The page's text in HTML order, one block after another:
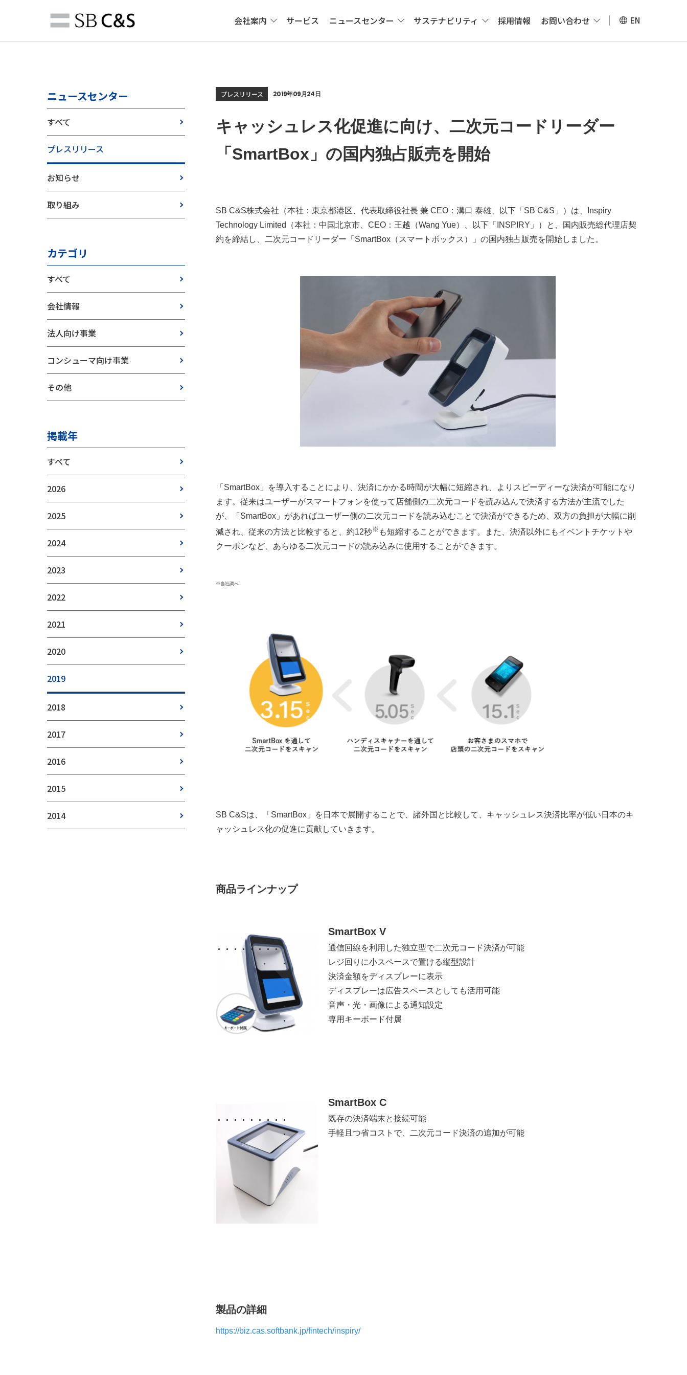
EN
会社案内 サービス ニュースセンター サステナビリティ 採用情報 お問い合わせ
プレスリリース 2019年09月24日
キャッシュレス化促進に向け、二次元コードリーダー
「SmartBox」の国内独占販売を開始
SB C&S株式会社（本社：東京都港区、代表取締役社長 兼 CEO：溝口 泰雄、以下「SB C&S」）は、Inspiry
Technology Limited（本社：中国北京市、CEO：王越（Wang Yue）、以下「INSPIRY」）と、国内販売総代理店契
約を締結し、二次元コードリーダー「SmartBox（スマートボックス）」の国内独占販売を開始しました。
「SmartBox」を導入することにより、決済にかかる時間が大幅に短縮され、よりスピーディーな決済が可能になり
ます。従来はユーザーがスマートフォンを使って店舗側の二次元コードを読み込んで決済する方法が主流でした
が、「SmartBox」があればユーザー側の二次元コードを読み込むことで決済ができるため、双方の負担が大幅に削
減され、従来の方法と比較すると、約12秒※ も短縮することができます。また、決済以外にもイベントチケットや
クーポンなど、あらゆる二次元コードの読み込みに使用することができます。
※当社調べ
SB C&Sは、「SmartBox」を日本で展開することで、諸外国と比較して、キャッシュレス決済比率が低い日本のキ
ャッシュレス化の促進に貢献していきます。
商品ラインナップ
SmartBox V
通信回線を利用した独立型で二次元コード決済が可能
レジ回りに小スペースで置ける縦型設計
決済金額をディスプレーに表示
ディスプレーは広告スペースとしても活用可能
音声・光・画像による通知設定
専用キーボード付属
SmartBox C
既存の決済端末と接続可能
手軽且つ省コストで、二次元コード決済の追加が可能
製品の詳細
https://biz.cas.softbank.jp/fintech/inspiry/
ニュースセンター
すべて
プレスリリース
お知らせ
取り組み
カテゴリ
すべて
会社情報
法人向け事業
コンシューマ向け事業
その他
掲載年
すべて
2026
2025
2024
2023
2022
2021
2020
2019
2018
2017
2016
2015
2014